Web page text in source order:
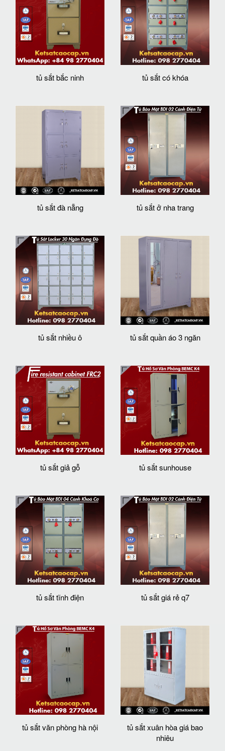
tủ sắt bắc ninh tủ sắt có khóa
tủ sắt đà nẵng tủ sắt ở nha trang
tủ sắt nhiều ô tủ sắt quần áo 3 ngăn
tủ sắt giả gỗ tủ sắt sunhouse
tủ sắt tĩnh điện tủ sắt giá rẻ q7
tủ sắt văn phòng hà nội
tủ sắt xuân hòa giá bao
nhiêu